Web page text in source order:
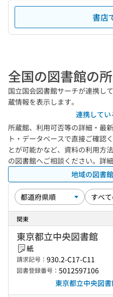
書店
全国の図書館の
国立国会図書館サーチが連携し
蔵情報を表示します。
連携して
所蔵館、利用可否等の詳細・最
ト・データベースで直接ご確認
とが可能かなど、資料の利用方
の図書館へご相談ください。詳
地域の図書
関東
東京都立中央図書館
紙
請求記号： 930.2-C17-C11
図書登録番号： 5012597106
東京都立中央図